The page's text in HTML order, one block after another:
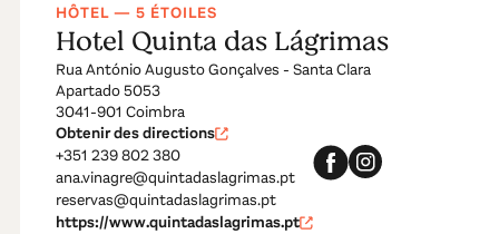
HÔTEL — 5 ÉTOILES
Hotel Quinta das Lágrimas
Rua António Augusto Gonçalves - Santa Clara
Apartado 5053
3041-901 Coimbra
Obtenir des directions
+351 239 802 380
ana.vinagre@quintadaslagrimas.pt
reservas@quintadaslagrimas.pt
https://www.quintadaslagrimas.pt